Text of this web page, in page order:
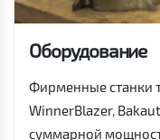
Оборудование
Фирменные станки
WinnerBlazer,
суммарной